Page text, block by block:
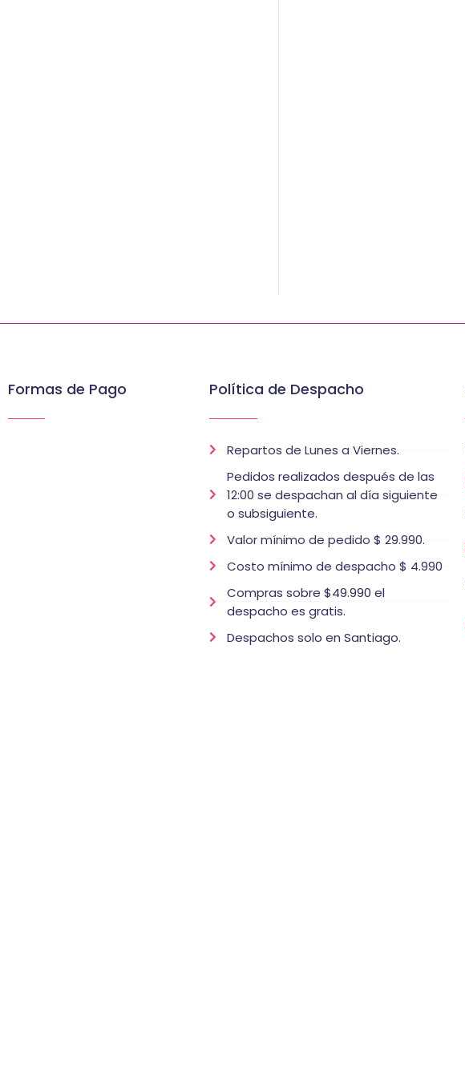
Formas de Pago Política de Despacho
Repartos de Lunes a Viernes.
Pedidos realizados después de las
12:00 se despachan al día siguiente
o subsiguiente.
Valor mínimo de pedido $ 29.990.
Costo mínimo de despacho $ 4.990
Compras sobre $49.990 el
despacho es gratis.
Despachos solo en Santiago.